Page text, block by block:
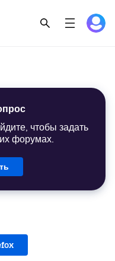
чтобы задать
форумах.